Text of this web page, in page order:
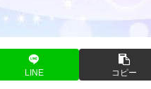
LINE コピー